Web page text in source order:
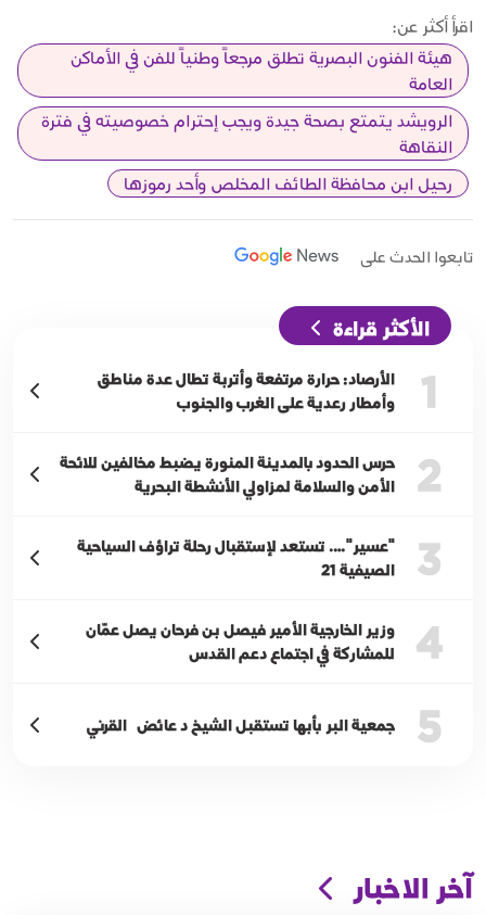
اقرأ أكثر عن:
هيئة الفنون البصرية تطلق مرجعاً وطنياً للفن في الأماكن
العامة
الرويشد يتمتع بصحة جيدة ويجب إحترام خصوصيته في فترة
النقاهة
رحيل ابن محافظة الطائف المخلص وأحد رموزها
تابعوا الحدث على
الأكثر قراءة
1
الأرصاد: حرارة مرتفعة وأتربة تطال عدة مناطق
وأمطار رعدية على الغرب والجنوب
2
حرس الحدود بالمدينة المنورة يضبط مخالفين للائحة
الأمن والسلامة لمزاولي الأنشطة البحرية
3
"عسير"…. تستعد لإستقبال رحلة تراؤف السياحية
الصيفية 21
4
وزير الخارجية الأمير فيصل بن فرحان يصل عمّان
للمشاركة في اجتماع دعم القدس
5 جمعية البر بأبها تستقبل الشيخ د عائض القرني
آخر الاخبار